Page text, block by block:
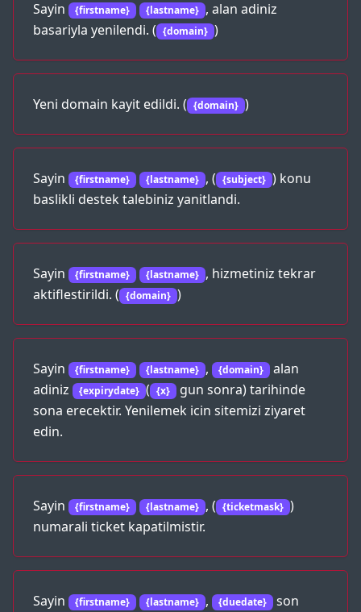
Sayin {firstname} {lastname} , alan adiniz
basariyla yenilendi. ( {domain} )
Yeni domain kayit edildi. ( {domain} )
Sayin {firstname} {lastname} , ( {subject} ) konu
baslikli destek talebiniz yanitlandi.
Sayin {firstname} {lastname} , hizmetiniz tekrar
aktiflestirildi. ( {domain} )
Sayin {firstname} {lastname} , {domain}
alan
adiniz
{expirydate} ( {x}
gun sonra) tarihinde
sona erecektir. Yenilemek icin sitemizi ziyaret
edin.
Sayin {firstname} {lastname} , ( {ticketmask} )
numarali ticket kapatilmistir.
Sayin {firstname} {lastname} , {duedate}
son